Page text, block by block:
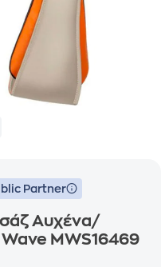
Partner
Αυχένα/
MWS16469